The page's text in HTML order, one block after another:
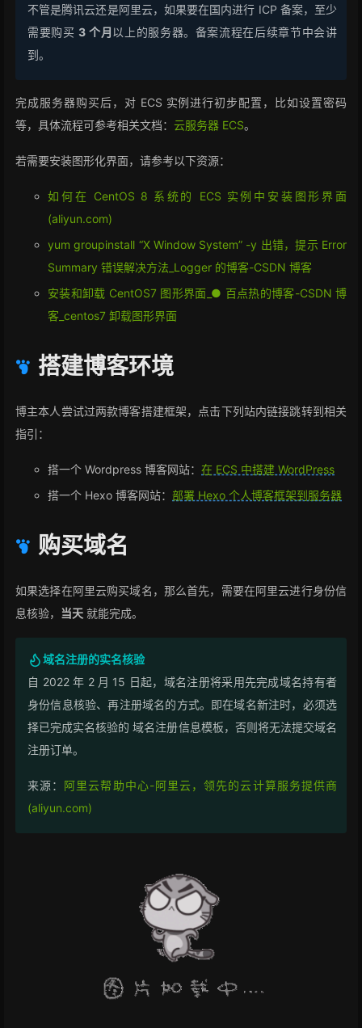
不管是腾讯云还是阿里云，如果要在国内进行 ICP 备案，至少
需要购买3 个月 以上的服务器。备案流程在后续章节中会讲
到。
完成服务器购买后，对 ECS 实例进行初步配置，比如设置密码
等，具体流程可参考相关文档： 云服务器 ECS。
若需要安装图形化界面，请参考以下资源：
如何在 CentOS 8 系统的 ECS 实例中安装图形界面
(aliyun.com)
yum groupinstall “X Window System” -y 出错，提示 Error
Summary 错误解决方法_Logger 的博客-CSDN 博客
安装和卸载 CentOS7 图形界面_● 百点热的博客-CSDN 博
客_centos7 卸载图形界面
搭建博客环境
博主本人尝试过两款博客搭建框架，点击下列站内链接跳转到相关
指引：
搭一个 Wordpress 博客网站： 在 ECS 中搭建 WordPress
搭一个 Hexo 博客网站： 部署 Hexo 个人博客框架到服务器
购买域名
如果选择在阿里云购买域名，那么首先，需要在阿里云进行身份信
息核验， 当天 就能完成。
域名注册的实名核验
自 2022 年 2 月 15 日起，域名注册将采用先完成域名持有者
身份信息核验、再注册域名的方式。即在域名新注时，必须选
择已完成实名核验的 域名注册信息模板，否则将无法提交域名
注册订单。
来源： 阿里云帮助中心-阿里云，领先的云计算服务提供商
(aliyun.com)